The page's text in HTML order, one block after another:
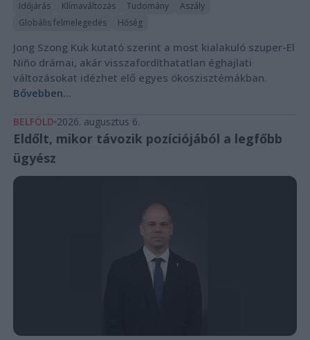
Időjárás Klímaváltozás Tudomány
Aszály
Globális felmelegedés
Hőség
Jong Szong Kuk kutató szerint a most kialakuló szuper-El
Niño drámai, akár visszafordíthatatlan éghajlati
változásokat idézhet elő egyes ökoszisztémákban.
Bővebben...
BELFÖLD 2026. augusztus 6.
Eldőlt, mikor távozik pozíciójából a legfőbb
ügyész